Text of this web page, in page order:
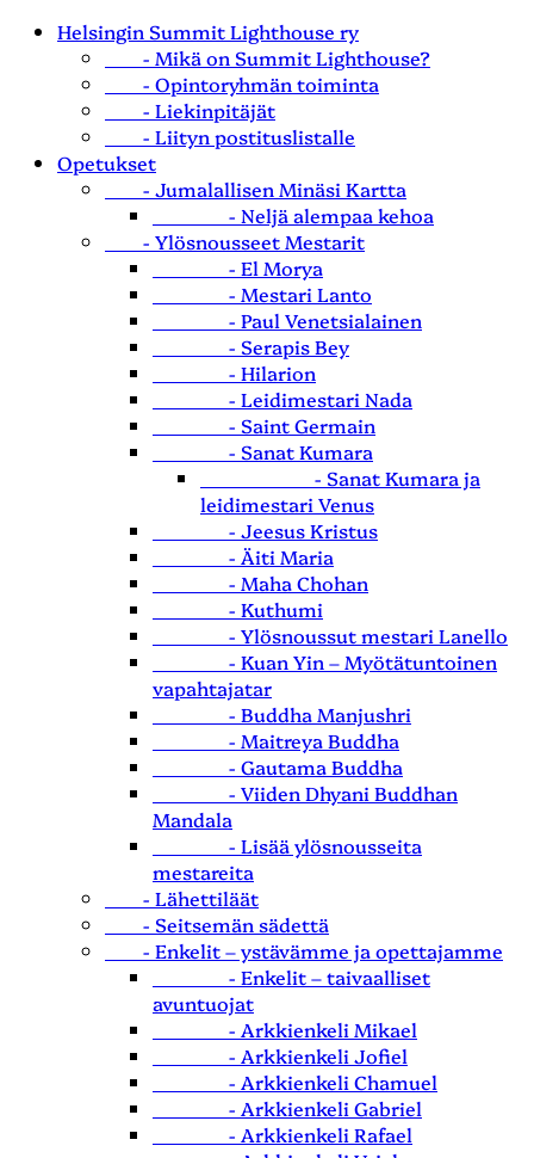
Helsingin Summit Lighthouse ry
- Mikä on Summit Lighthouse?
- Opintoryhmän toiminta
- Liekinpitäjät
- Liityn postituslistalle
Opetukset
- Jumalallisen Minäsi Kartta
- Neljä alempaa kehoa
- Ylösnousseet Mestarit
- El Morya
- Mestari Lanto
- Paul Venetsialainen
- Serapis Bey
- Hilarion
- Leidimestari Nada
- Saint Germain
- Sanat Kumara
- Sanat Kumara ja
leidimestari Venus
- Jeesus Kristus
- Äiti Maria
- Maha Chohan
- Kuthumi
- Ylösnoussut mestari Lanello
- Kuan Yin – Myötätuntoinen
vapahtajatar
- Buddha Manjushri
- Maitreya Buddha
- Gautama Buddha
- Viiden Dhyani Buddhan
Mandala
- Lisää ylösnousseita
mestareita
- Lähettiläät
- Seitsemän sädettä
- Enkelit – ystävämme ja opettajamme
- Enkelit – taivaalliset
avuntuojat
- Arkkienkeli Mikael
- Arkkienkeli Jofiel
- Arkkienkeli Chamuel
- Arkkienkeli Gabriel
- Arkkienkeli Rafael